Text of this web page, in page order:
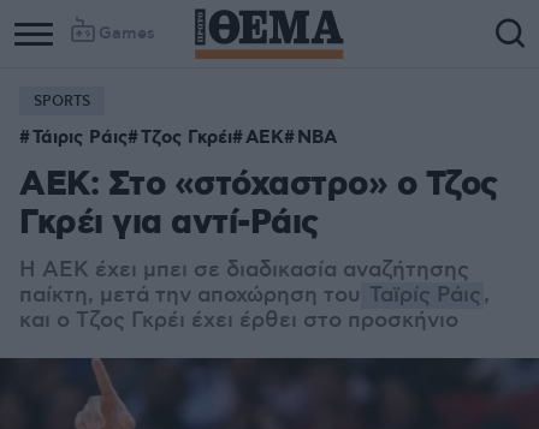
Games
SPORTS
Τάιρις Ράις Τζος Γκρέι ΑΕΚ NBA
ΑΕΚ: Στο «στόχαστρο» ο Τζος
Γκρέι για αντί-Ράις
Η ΑΕΚ έχει μπει σε διαδικασία αναζήτησης
παίκτη, μετά την αποχώρηση του Ταϊρίς Ράις,
και ο Τζος Γκρέι έχει έρθει στο προσκήνιο